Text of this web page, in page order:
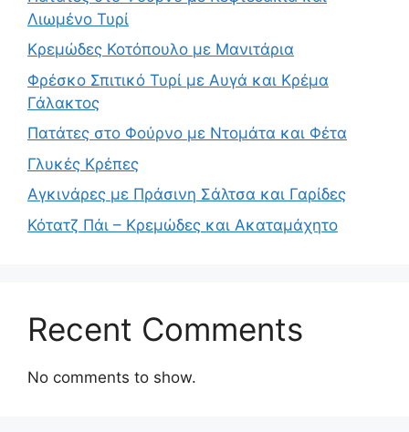
Λιωμένο Τυρί
Κρεμώδες Κοτόπουλο με Μανιτάρια
Φρέσκο Σπιτικό Τυρί με Αυγά και Κρέμα
Γάλακτος
Πατάτες στο Φούρνο με Ντομάτα και Φέτα
Γλυκές Κρέπες
Αγκινάρες με Πράσινη Σάλτσα και Γαρίδες
Κότατζ Πάι – Κρεμώδες και Ακαταμάχητο
Recent Comments
No comments to show.